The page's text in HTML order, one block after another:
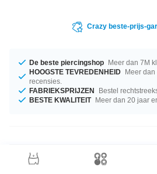
Crazy beste-prijs-
De beste piercingshop Meer dan 7M
HOOGSTE TEVREDENHEID Meer
recensies.
FABRIEKSPRIJZEN
Bestel
BESTE KWALITEIT Meer dan 20 jaar
Productgegevens